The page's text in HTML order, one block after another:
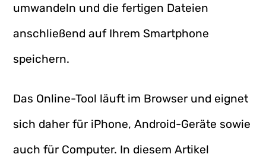
umwandeln und die fertigen Dateien
anschließend auf Ihrem Smartphone
speichern.
Das Online-Tool läuft im Browser und eignet
sich daher für iPhone, Android-Geräte sowie
auch für Computer. In diesem Artikel